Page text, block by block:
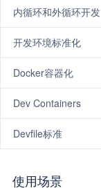
内循环和外循环开发
开发环境标准化
Docker容器化
Dev Containers
Devfile标准
使用场景